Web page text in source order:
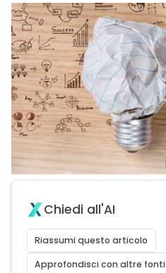
Chiedi all'AI
Riassumi questo articolo
Approfondisci con altre fonti